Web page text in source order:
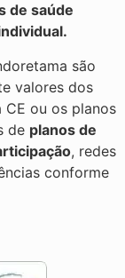
de saúde
são
valores dos
CE ou os planos
de planos de
, redes
conforme